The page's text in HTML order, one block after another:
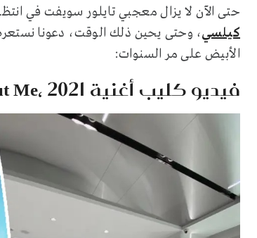
حتى الآن لا يزال معجبي تايلور سويفت في
كيلسي، وحتى يحين ذلك الوقت، دعونا
الأبيض على مر السنوات:
فيديو كليب أغنية I Bet You Think About Me، 2021